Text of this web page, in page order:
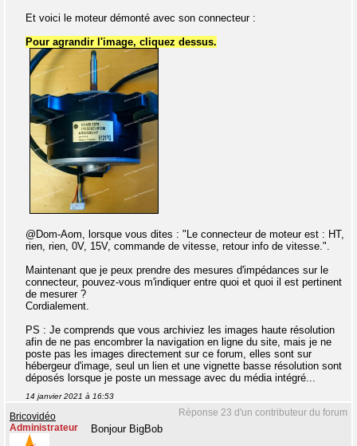
Et voici le moteur démonté avec son connecteur :
Pour agrandir l'image, cliquez dessus.
@Dom-Aom, lorsque vous dites : "Le connecteur de moteur est : HT,
rien, rien, 0V, 15V, commande de vitesse, retour info de vitesse.".
Maintenant que je peux prendre des mesures d'impédances sur le
connecteur, pouvez-vous m'indiquer entre quoi et quoi il est pertinent
de mesurer ?
Cordialement.
PS : Je comprends que vous archiviez les images haute résolution
afin de ne pas encombrer la navigation en ligne du site, mais je ne
poste pas les images directement sur ce forum, elles sont sur
hébergeur d'image, seul un lien et une vignette basse résolution sont
déposés lorsque je poste un message avec du média intégré...
14 janvier 2021 à 16:53
Réponse 23 d'un contributeur du forum
Bricovidéo
Administrateur
Bonjour BigBob